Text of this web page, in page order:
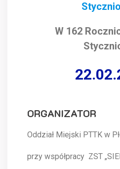
W 162
ORGANIZATOR
Oddział Miejski PTTK w
przy współpracy ZST